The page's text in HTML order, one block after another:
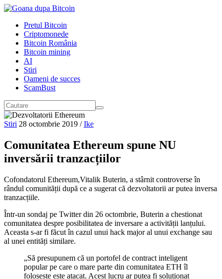
Pretul Bitcoin
Criptomonede
Bitcoin România
Bitcoin mining
AI
Stiri
Oameni de succes
ScamBust
Stiri 28 octombrie 2019 / Ike
Comunitatea Ethereum spune NU
inversării tranzacțiilor
Cofondatorul Ethereum,Vitalik Buterin, a stârnit controverse în
rândul comunității după ce a sugerat că dezvoltatorii ar putea inversa
tranzacțiile.
Într-un sondaj pe Twitter din 26 octombrie, Buterin a chestionat
comunitatea despre posibilitatea de inversare a activității lanțului.
Aceasta s-ar fi făcut în cazul unui hack major al unui exchange sau
al unei entități similare.
„Să presupunem că un portofel de contract inteligent
popular pe care o mare parte din comunitatea ETH îl
folosește este atacat. Acest lucru ar putea fi soluționat